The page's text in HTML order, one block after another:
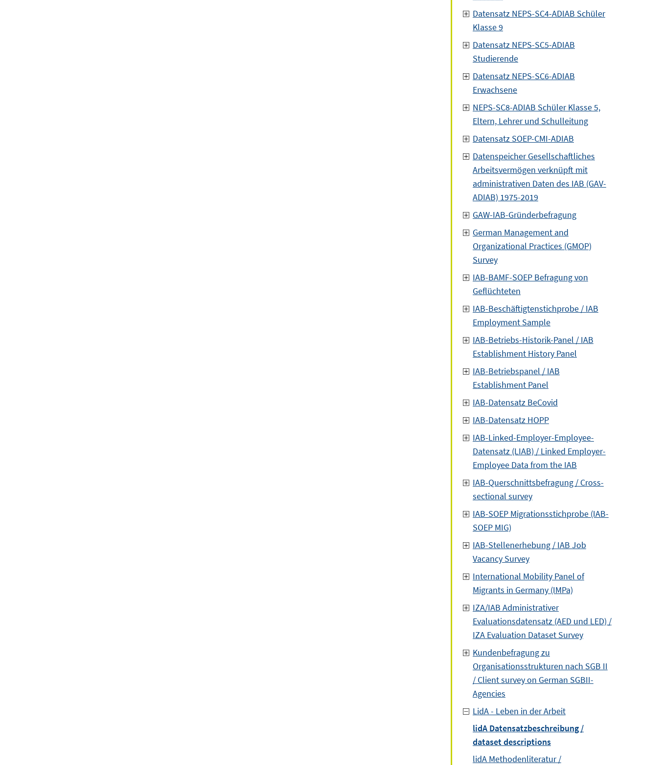
Datensatz NEPS-SC4-ADIAB Schüler
Klasse 9
Datensatz NEPS-SC5-ADIAB
Studierende
Datensatz NEPS-SC6-ADIAB
Erwachsene
NEPS-SC8-ADIAB Schüler Klasse 5,
Eltern, Lehrer und Schulleitung
Datensatz SOEP-CMI-ADIAB
Datenspeicher Gesellschaftliches
Arbeitsvermögen verknüpft mit
administrativen Daten des IAB (GAV-
ADIAB) 1975-2019
GAW-IAB-Gründerbefragung
German Management and
Organizational Practices (GMOP)
Survey
IAB-BAMF-SOEP Befragung von
Geflüchteten
IAB-Beschäftigtenstichprobe / IAB
Employment Sample
IAB-Betriebs-Historik-Panel / IAB
Establishment History Panel
IAB-Betriebspanel / IAB
Establishment Panel
IAB-Datensatz BeCovid
IAB-Datensatz HOPP
IAB-Linked-Employer-Employee-
Datensatz (LIAB) / Linked Employer-
Employee Data from the IAB
IAB-Querschnittsbefragung / Cross-
sectional survey
IAB-SOEP Migrationsstichprobe (IAB-
SOEP MIG)
IAB-Stellenerhebung / IAB Job
Vacancy Survey
International Mobility Panel of
Migrants in Germany (IMPa)
IZA/IAB Administrativer
Evaluationsdatensatz (AED und LED) /
IZA Evaluation Dataset Survey
Kundenbefragung zu
Organisationsstrukturen nach SGB II
/ Client survey on German SGBII-
Agencies
LidA - Leben in der Arbeit
lidA Datensatzbeschreibung /
dataset descriptions
lidA Methodenliteratur /